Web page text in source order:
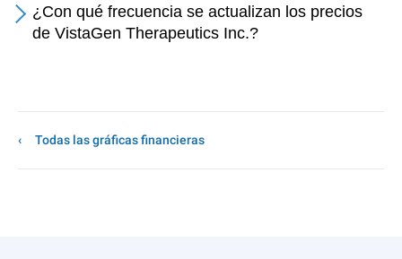
¿Con qué frecuencia se actualizan los precios
de VistaGen Therapeutics Inc.?
Todas las gráficas financieras